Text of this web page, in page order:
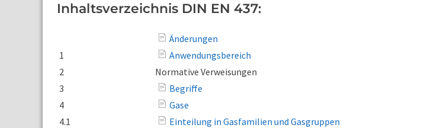
Inhaltsverzeichnis DIN EN 437:
Änderungen
1
Anwendungsbereich
2
Normative Verweisungen
3
Begriffe
4
Gase
4.1
Einteilung in Gasfamilien und Gasgruppen